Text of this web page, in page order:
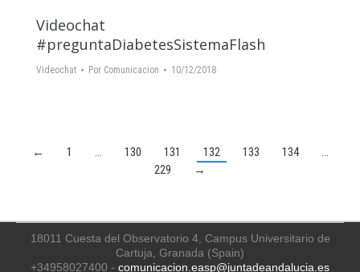
Videochat
#preguntaDiabetesSistemaFlash
Videochat Por Comunicacion 10/12/2018
← 1 … 130 131 132 133 134
…
229
→
18011 Cuesta del Observatorio 4, Campus Universitario de
Cartuja, Granada (Spain)
+34958027400 - comunicacion.easp@juntadeandalucia.es